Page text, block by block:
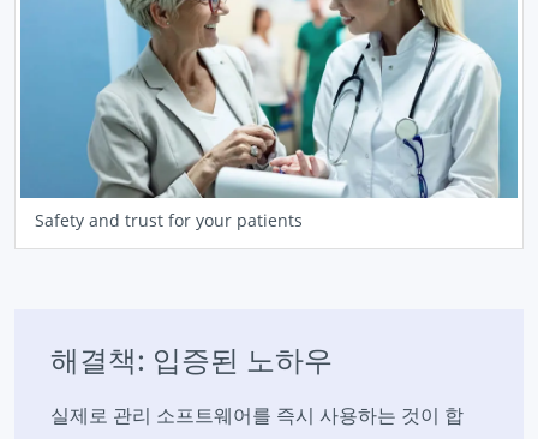
Safety and trust for your patients
해결책: 입증된 노하우
실제로 관리 소프트웨어를 즉시 사용하는 것이 합